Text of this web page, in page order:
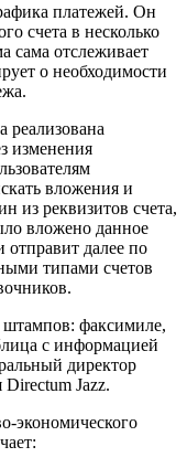
платежей. Он
счета в несколько
сама отслеживает
о необходимости
реализована
изменения
вложения и
из реквизитов счета,
вложено данное
отправит далее по
типами счетов
штампов: факсимиле,
с информацией
директор
Jazz.
экономического